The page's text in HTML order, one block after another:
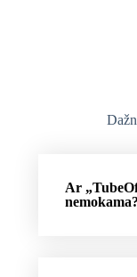
Ar
nemokama?